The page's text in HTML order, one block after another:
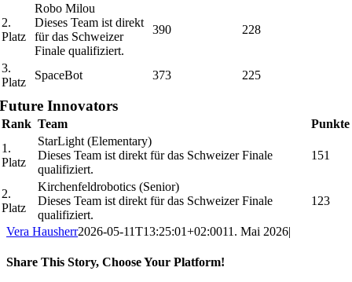
2.
Platz
Robo Milou
Dieses Team ist direkt
für das Schweizer
Finale qualifiziert.
390 228
3.
Platz
SpaceBot 373 225
Future Innovators
Rank Team
Punkte
1.
Platz
StarLight (Elementary)
Dieses Team ist direkt für das Schweizer Finale
qualifiziert.
151
2.
Platz
Kirchenfeldrobotics (Senior)
Dieses Team ist direkt für das Schweizer Finale
qualifiziert.
123
Vera Hausherr2026-05-11T13:25:01+02:0011. Mai 2026|
Share This Story, Choose Your Platform!